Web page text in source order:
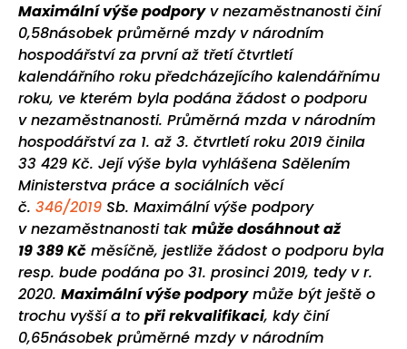
Maximální výše podporyv nezaměstnanosti činí
0,58násobek průměrné mzdy v národním
hospodářství za první až třetí čtvrtletí
kalendářního roku předcházejícího kalendářnímu
roku, ve kterém byla podána žádost o podporu
v nezaměstnanosti. Průměrná mzda v národním
hospodářství za 1. až 3. čtvrtletí roku 2019 činila
33 429 Kč. Její výše byla vyhlášena Sdělením
Ministerstva práce a sociálních věcí
č. 346/2019 Sb. Maximální výše podpory
v nezaměstnanosti takmůže dosáhnout až
19 389 Kč měsíčně, jestliže žádost o podporu byla
resp. bude podána po 31. prosinci 2019, tedy v r.
2020. Maximální výše podporymůže být ještě o
trochu vyšší a to při rekvalifikaci, kdy činí
0,65násobek průměrné mzdy v národním